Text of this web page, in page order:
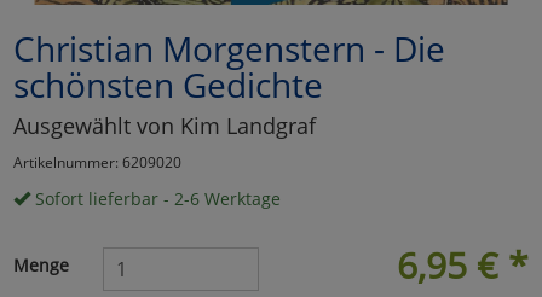
Christian Morgenstern - Die
schönsten Gedichte
Ausgewählt von Kim Landgraf
Artikelnummer: 6209020
Sofort lieferbar - 2-6 Werktage
6,95 € *
Menge
Marketing
Umfragetools
Cookies
Alle Akzeptieren
Cookies
Einstellungen speichern